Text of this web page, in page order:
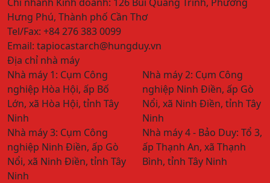
Hưng Phú, Thành phố Cần Thơ
Tel/Fax: +84 276 383 0099
Email: tapiocastarch@hungduy.vn
Địa chỉ nhà máy
Nhà máy 1: Cụm Công
nghiệp Hòa Hội, ấp Bố
Lớn, xã Hòa Hội, tỉnh Tây
Ninh
Nhà máy 2: Cụm Công
nghiệp Ninh Điền, ấp Gò
Nổi, xã Ninh Điền, tỉnh Tây
Ninh
Nhà máy 3: Cụm Công
nghiệp Ninh Điền, ấp Gò
Nổi, xã Ninh Điền, tỉnh Tây
Ninh
Nhà máy 4 - Bảo Duy: Tổ 3,
ấp Thạnh An, xã Thạnh
Bình, tỉnh Tây Ninh